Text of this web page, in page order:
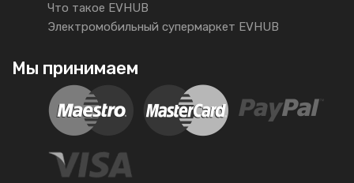
Что такое EVHUB
Электромобильный супермаркет EVHUB
Мы принимаем